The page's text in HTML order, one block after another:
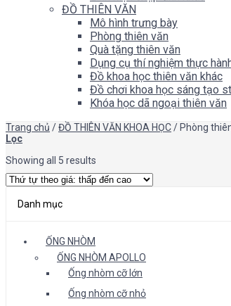
ĐỒ THIÊN VĂN
Mô hình trưng bày
Phòng thiên văn
Quà tặng thiên văn
Dụng cụ thí nghiệm thực
Đồ khoa học thiên văn khác
Đồ chơi khoa học sáng tạo
Khóa học dã ngoại thiên văn
Trang chủ /ĐỒ THIÊN VĂN KHOA HỌC/ Phòng
Lọc
Showing all 5 results
Danh mục
ỐNG NHÒM
ỐNG NHÒM APOLLO
Ống nhòm cỡ lớn
Ống nhòm cỡ nhỏ